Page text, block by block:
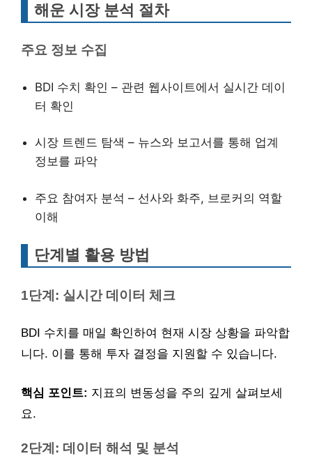
해운 시장 분석 절차
주요 정보 수집
BDI 수치 확인 – 관련 웹사이트에서 실시간 데이
터 확인
시장 트렌드 탐색 – 뉴스와 보고서를 통해 업계
정보를 파악
주요 참여자 분석 – 선사와 화주, 브로커의 역할
이해
단계별 활용 방법
1단계: 실시간 데이터 체크
BDI 수치를 매일 확인하여 현재 시장 상황을 파악합
니다. 이를 통해 투자 결정을 지원할 수 있습니다.
핵심 포인트: 지표의 변동성을 주의 깊게 살펴보세
요.
2단계: 데이터 해석 및 분석